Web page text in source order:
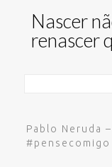
Nascer
renascer
Pablo Neruda
#pensecomigo